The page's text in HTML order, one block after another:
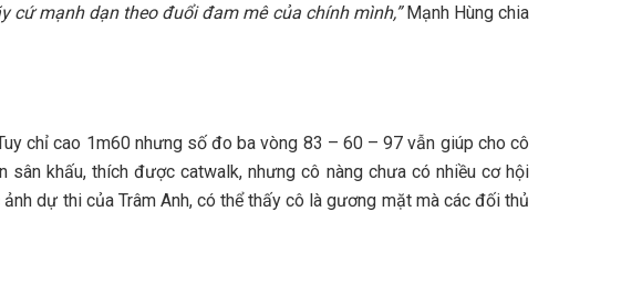
cứ mạnh dạn theo đuổi đam mê của chính mình,”Mạnh Hùng chia
chỉ cao 1m60 nhưng số đo ba vòng 83 – 60 – 97 vẫn giúp cho cô
khấu, thích được catwalk, nhưng cô nàng chưa có nhiều cơ hội
dự thi của Trâm Anh, có thể thấy cô là gương mặt mà các đối thủ